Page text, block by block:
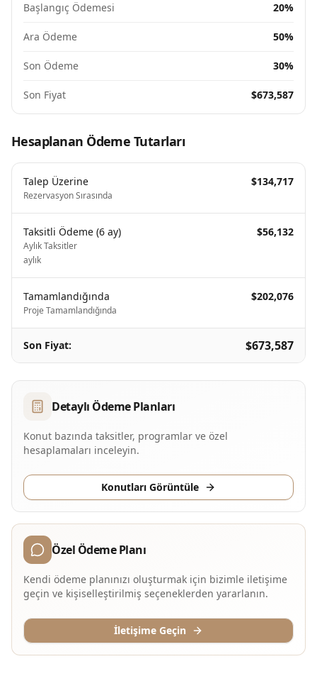
Başlangıç Ödemesi 20%
Ara Ödeme 50%
Son Ödeme 30%
Son Fiyat $673,587
Hesaplanan Ödeme Tutarları
Talep Üzerine
Rezervasyon Sırasında
$134,717
Taksitli Ödeme (6 ay)
Aylık Taksitler
aylık
$56,132
Tamamlandığında
Proje Tamamlandığında
$202,076
Son Fiyat: $673,587
Detaylı Ödeme Planları
Konut bazında taksitler, programlar ve özel
hesaplamaları inceleyin.
Konutları Görüntüle
Özel Ödeme Planı
Kendi ödeme planınızı oluşturmak için bizimle iletişime
geçin ve kişiselleştirilmiş seçeneklerden yararlanın.
İletişime Geçin